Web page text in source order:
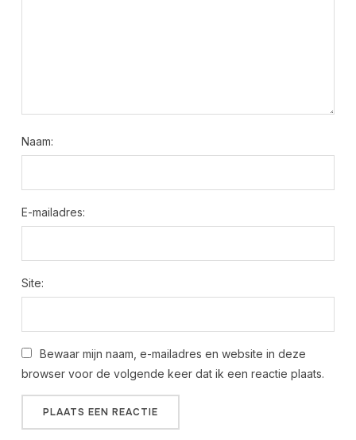
Naam:
E-mailadres:
Site:
Bewaar mijn naam, e-mailadres en website in deze
browser voor de volgende keer dat ik een reactie plaats.